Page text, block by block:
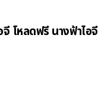
โหลดฟรี นางฟ้าไอจี